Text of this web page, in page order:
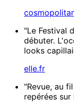
"Le Festival
débuter.
looks
elle.fr
"Revue, au
repérées sur